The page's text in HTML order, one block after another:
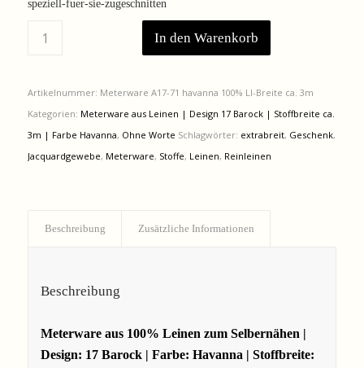
speziell-fuer-sie-zugeschnitten
In den Warenkorb
Artikelnummer: Meterware A17-71 havanna 100% LI-Breite ca. 3m
Kategorien: Meterware aus Leinen | Design 17 Barock | Stoffbreite ca.
3m | Farbe Havanna, Ohne Worte Schlagwörter: extrabreit, Geschenk,
Jacquardgewebe, Meterware, Stoffe, Leinen, Reinleinen
Beschreibung Zusätzliche Informationen
Beschreibung
Meterware aus 100% Leinen zum Selbernähen |
Design: 17 Barock | Farbe: Havanna | Stoffbreite: